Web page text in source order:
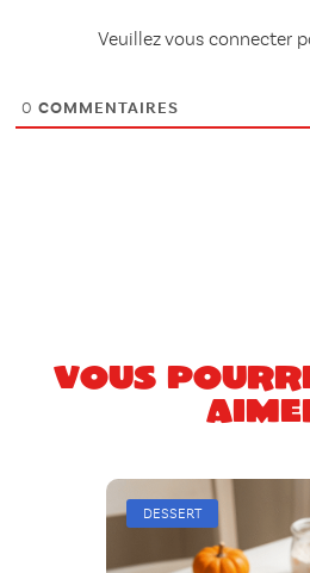
Veuillez vous connecter
0 COMMENTAIRES
Vous
DESSERT